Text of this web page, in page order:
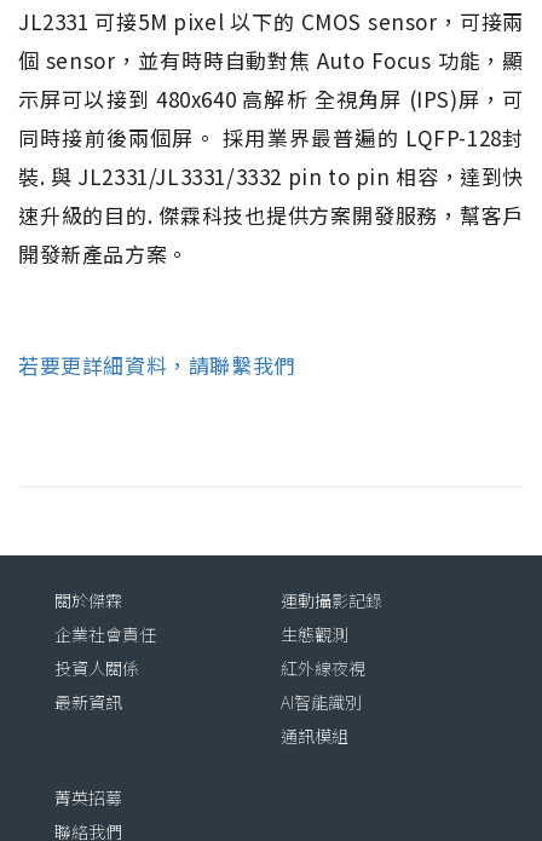
JL2331 可接5M pixel 以下的 CMOS sensor，可接兩
個 sensor，並有時時自動對焦 Auto Focus 功能，顯
示屏可以接到 480x640 高解析 全視角屏 (IPS)屏，可
同時接前後兩個屏。 採用業界最普遍的 LQFP-128封
裝. 與 JL2331/JL3331/3332 pin to pin 相容，達到快
速升級的目的. 傑霖科技也提供方案開發服務，幫客戶
開發新產品方案。
若要更詳細資料，請聯繫我們
關於傑霖
企業社會責任
投資人關係
最新資訊
運動攝影記錄
生態觀測
紅外線夜視
AI智能識別
通訊模組
菁英招募
聯絡我們